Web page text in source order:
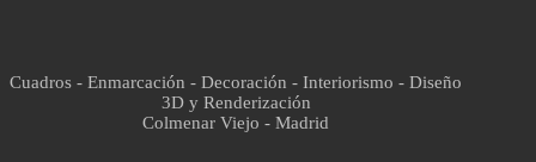
Cuadros - Enmarcación - Decoración - Interiorismo - Diseño
3D y Renderización
Colmenar Viejo - Madrid